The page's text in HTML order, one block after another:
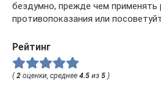
бездумно, прежде чем применять
противопоказания или
Рейтинг
(2 оценки, среднее 4.5 из 5 )